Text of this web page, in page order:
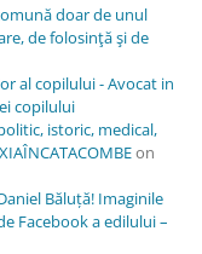
doar de unul
de folosinţă şi de
al copilului - Avocat in
copilului
istoric, medical,
on
Băluță! Imaginile
Facebook a edilului –